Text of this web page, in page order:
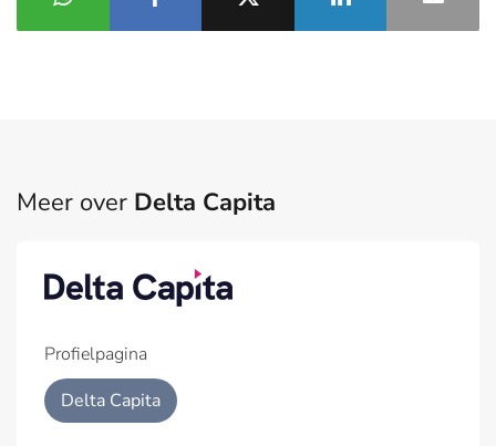
Meer over Delta Capita
Profielpagina
Delta Capita